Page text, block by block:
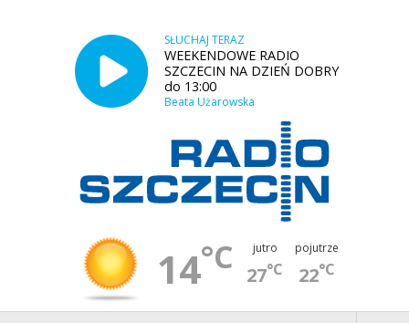
SŁUCHAJ TERAZ
WEEKENDOWE RADIO
SZCZECIN NA DZIEŃ DOBRY
do 13:00
Beata Użarowska
14°C jutro
27°C
pojutrze
22°C